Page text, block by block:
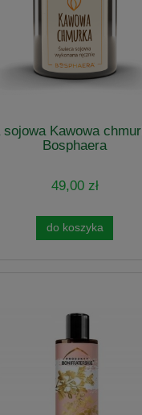
sojowa Kawowa
Bosphaera
49,00 zł
do koszyka